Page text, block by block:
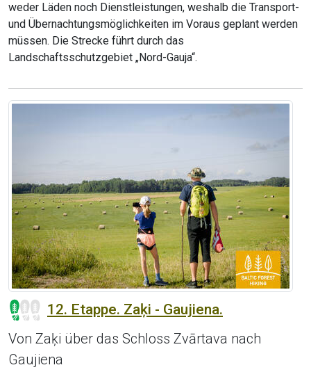
weder Läden noch Dienstleistungen, weshalb die Transport-
und Übernachtungsmöglichkeiten im Voraus geplant werden
müssen. Die Strecke führt durch das
Landschaftsschutzgebiet „Nord-Gauja“.
12. Etappe. Zaķi - Gaujiena.
Von Zaķi über das Schloss Zvārtava nach
Gaujiena